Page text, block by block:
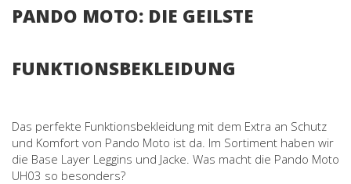
PANDO MOTO: DIE GEILSTE
FUNKTIONSBEKLEIDUNG
Das perfekte Funktionsbekleidung mit dem Extra an Schutz
und Komfort von Pando Moto ist da. Im Sortiment haben wir
die Base Layer Leggins und Jacke. Was macht die Pando Moto
UH03 so besonders?